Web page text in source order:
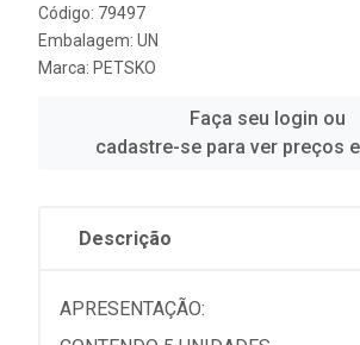
Código: 79497
Embalagem: UN
Marca: PETSKO
Faça seu login ou
cadastre-se para ver preços
Descrição
APRESENTAÇÃO: